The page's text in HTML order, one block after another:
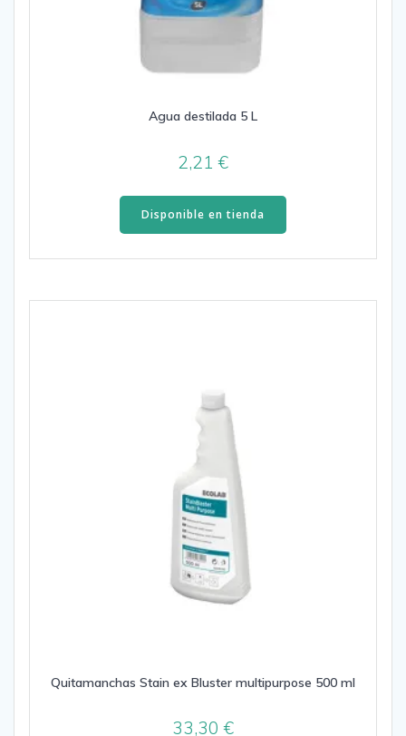
Agua destilada 5 L
2,21€
Disponible en tienda
Quitamanchas Stain ex Bluster multipurpose 500 ml
33,30€